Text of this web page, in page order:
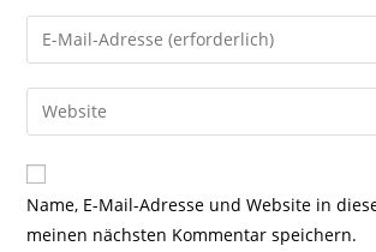
Namen
oder
zum
Kommentieren
ein
Gib
deine
E-
Mail-
zum
Kommentieren
ein
Gib
deine
Website-
URL
Name, E-Mail-Adresse und Website in
meinen nächsten Kommentar speichern.